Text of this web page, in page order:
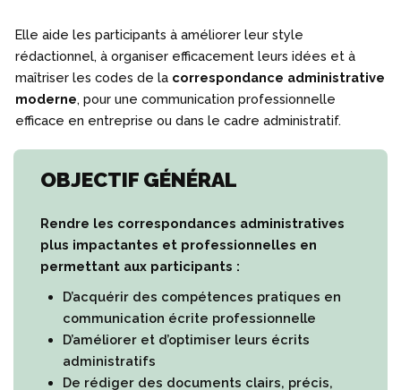
Elle aide les participants à améliorer leur style
rédactionnel, à organiser efficacement leurs idées et à
maîtriser les codes de la correspondance administrative
moderne, pour une communication professionnelle
efficace en entreprise ou dans le cadre administratif.
OBJECTIF GÉNÉRAL
Rendre les correspondances administratives
plus impactantes et professionnelles en
permettant aux participants :
D’acquérir des compétences pratiques en
communication écrite professionnelle
D’améliorer et d’optimiser leurs écrits
administratifs
De rédiger des documents clairs, précis,